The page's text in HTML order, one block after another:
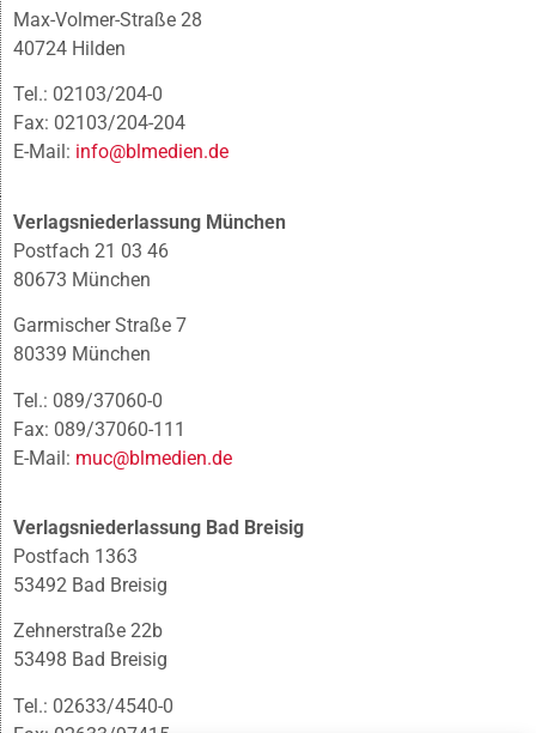
Max-Volmer-Straße 28
40724 Hilden
Tel.: 02103/204-0
Fax: 02103/204-204
E-Mail: info@blmedien.de
Verlagsniederlassung München
Postfach 21 03 46
80673 München
Garmischer Straße 7
80339 München
Tel.: 089/37060-0
Fax: 089/37060-111
E-Mail: muc@blmedien.de
Verlagsniederlassung Bad Breisig
Postfach 1363
53492 Bad Breisig
Zehnerstraße 22b
53498 Bad Breisig
Tel.: 02633/4540-0